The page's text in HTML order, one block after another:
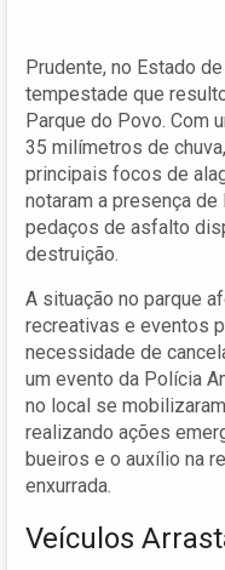
Prudente, no Estado
tempestade que
Parque do Povo. Com
35 milímetros de
principais focos de
notaram a presença
pedaços de asfalto
destruição.
A situação no parque
recreativas e eventos
necessidade de
um evento da Polícia
no local se
realizando ações
bueiros e o auxílio na
enxurrada.
Veículos